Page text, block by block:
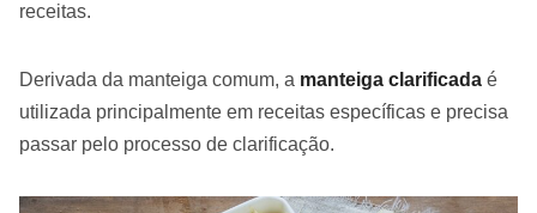
receitas.
Derivada da manteiga comum, a manteiga clarificada é
utilizada principalmente em receitas específicas e precisa
passar pelo processo de clarificação.